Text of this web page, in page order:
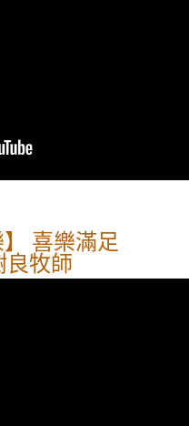
】 喜樂滿足
牧師